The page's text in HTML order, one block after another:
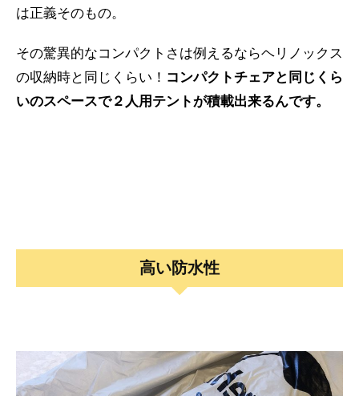
は正義そのもの。
その驚異的なコンパクトさは例えるならヘリノックス
の収納時と同じくらい！ コンパクトチェアと同じくら
いのスペースで２人用テントが積載出来るんです。
高い防水性